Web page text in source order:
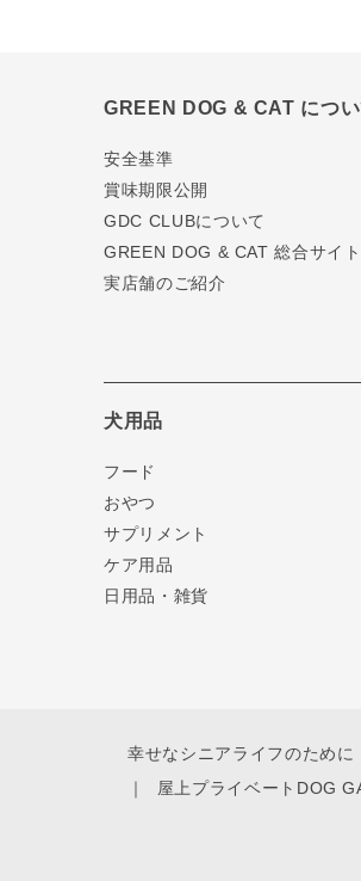
GREEN DOG & CAT につい
安全基準
賞味期限公開
GDC CLUBについて
GREEN DOG & CAT 総合サイ
実店舗のご紹介
犬用品
フード
おやつ
サプリメント
ケア用品
日用品・雑貨
幸せなシニアライフのために
屋上プライベートDOG